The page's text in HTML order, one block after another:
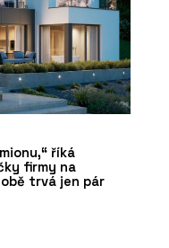
říká
firmy na
trvá jen pár